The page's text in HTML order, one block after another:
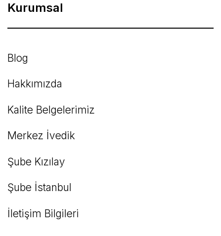
Ürün fiyatı diğer sitelerden daha pahalı.
Bu ürüne benzer farklı alternatifler olmalı.
Kurumsal
Blog
Hakkımızda
Kalite Belgelerimiz
Merkez İvedik
Şube Kızılay
Şube İstanbul
İletişim Bilgileri